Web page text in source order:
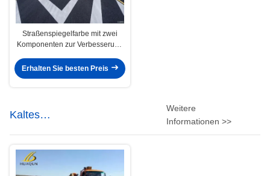
Straßenspiegelfarbe mit zwei
Komponenten zur Verbesserung
Erhalten Sie besten Preis
Kaltes
Straßenmarkierungsfarben
Weitere
Informationen >>